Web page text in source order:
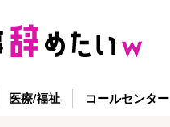
医療/福祉 コールセンター